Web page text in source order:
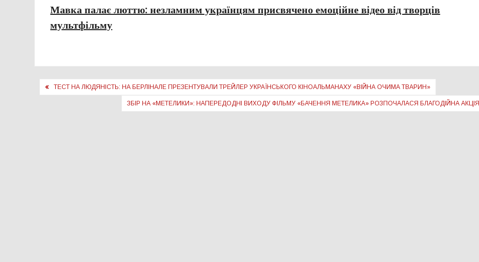
Мавка палає люттю: незламним українцям присвячено емоційне відео від творців
мультфільму
Навігація
ТЕСТ НА ЛЮДЯНІСТЬ: НА БЕРЛІНАЛЕ ПРЕЗЕНТУВАЛИ ТРЕЙЛЕР УКРАЇНСЬКОГО КІНОАЛЬМАНАХУ «ВІЙНА ОЧИМА ТВАРИН»
ЗБІР НА «МЕТЕЛИКИ»: НАПЕРЕДОДНІ ВИХОДУ ФІЛЬМУ «БАЧЕННЯ МЕТЕЛИКА» РОЗПОЧАЛАСЯ БЛАГОДІЙНА АКЦІЯ